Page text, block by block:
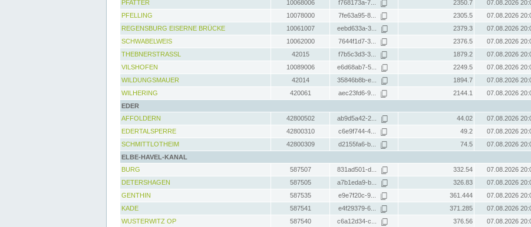
PFATTER
10068006 f768173a-7... 2350.7
07.08.2026
PFELLING
10078000 7fe63a95-8... 2305.5
07.08.2026
REGENSBURG EISERNE BRÜCKE
10061007 eebd633a-3... 2379.3
07.08.2026
SCHWABELWEIS
10062000 7644f1d7-3... 2376.5
07.08.2026
THEBNERSTRASSL
42015 f7b5c3d3-3... 1879.2
07.08.2026
VILSHOFEN
10089006 e6d68ab7-5... 2249.5
07.08.2026
WILDUNGSMAUER
42014 35846b8b-e... 1894.7
07.08.2026
WILHERING
420061 aec23fd6-9... 2144.1
07.08.2026
EDER
AFFOLDERN
42800502 ab9d5a42-2... 44.02
07.08.2026
EDERTALSPERRE
42800310 c6e9f744-4... 49.2
07.08.2026
SCHMITTLOTHEIM
42800309 d2155fa6-b... 74.5
07.08.2026
ELBE-HAVEL-KANAL
BURG
587507 831ad501-d... 332.54
07.08.2026
DETERSHAGEN
587505 a7b1eda9-b... 326.83
07.08.2026
GENTHIN
587535 e9e7f20c-9... 361.444
07.08.2026
KADE
587541 e4f29379-6... 371.285
07.08.2026
WUSTERWITZ OP
587540 c6a12d34-c... 376.56
07.08.2026